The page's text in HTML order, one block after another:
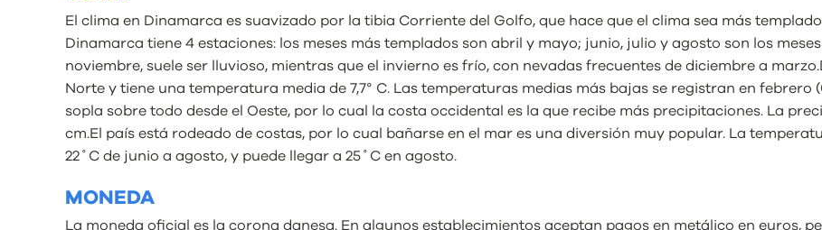
El clima en Dinamarca es suavizado por la tibia Corriente del Golfo, que hace que el clima sea más
Dinamarca tiene 4 estaciones: los meses más templados son abril y mayo; junio, julio y agosto son los
noviembre, suele ser lluvioso, mientras que el invierno es frío, con nevadas frecuentes de diciembre a
Norte y tiene una temperatura media de 7,7° C. Las temperaturas medias más bajas se registran en febrero
sopla sobre todo desde el Oeste, por lo cual la costa occidental es la que recibe más precipitaciones. La
cm.El país está rodeado de costas, por lo cual bañarse en el mar es una diversión muy popular. La
22˚C de junio a agosto, y puede llegar a 25˚C en agosto.
MONEDA
La moneda oficial es la corona danesa. En algunos establecimientos aceptan pagos en metálico en euros,